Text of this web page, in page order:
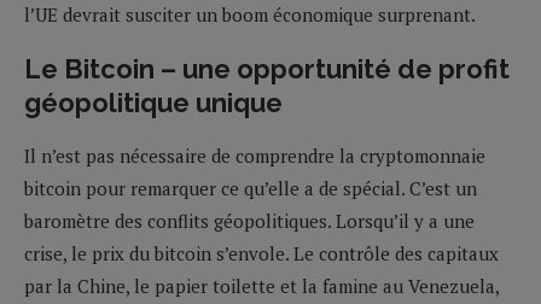
l’UE devrait susciter un boom économique surprenant.
Le Bitcoin – une opportunité de profit
géopolitique unique
Il n’est pas nécessaire de comprendre la cryptomonnaie
bitcoin pour remarquer ce qu’elle a de spécial. C’est un
baromètre des conflits géopolitiques. Lorsqu’il y a une
crise, le prix du bitcoin s’envole. Le contrôle des capitaux
par la Chine, le papier toilette et la famine au Venezuela,